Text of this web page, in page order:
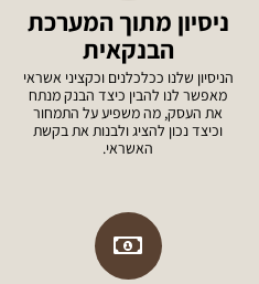
ניסיון מתוך המערכת
הבנקאית
הניסיון שלנו ככלכלנים וכקציני אשראי
מאפשר לנו להבין כיצד הבנק מנתח
את העסק, מה משפיע על התמחור
וכיצד נכון להציג ולבנות את בקשת
האשראי.